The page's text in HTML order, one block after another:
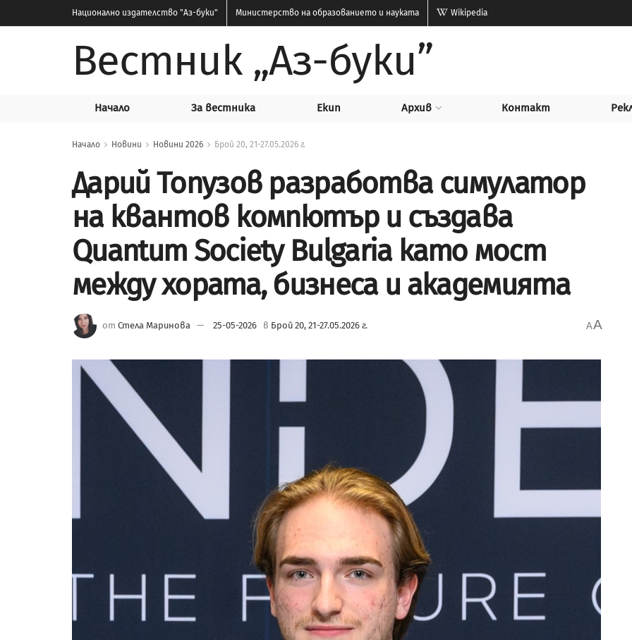
Национално издателство "Аз-буки" Министерство на образованието и науката Wikipedia
Вестник „Аз-буки”
Начало За вестника Екип Архив Контакт
Начало Новини Новини 2026 Брой 20, 21-27.05.2026 г.
Дарий Топузов разработва симулатор
на квантов компютър и създава
Quantum Society Bulgaria като мост
между хората, бизнеса и академията
от Стела Маринова 25-05-2026 в Брой 20, 21-27.05.2026 г. AA